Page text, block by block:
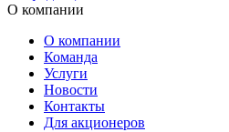
О компании
О компании
Команда
Услуги
Новости
Контакты
Для акционеров